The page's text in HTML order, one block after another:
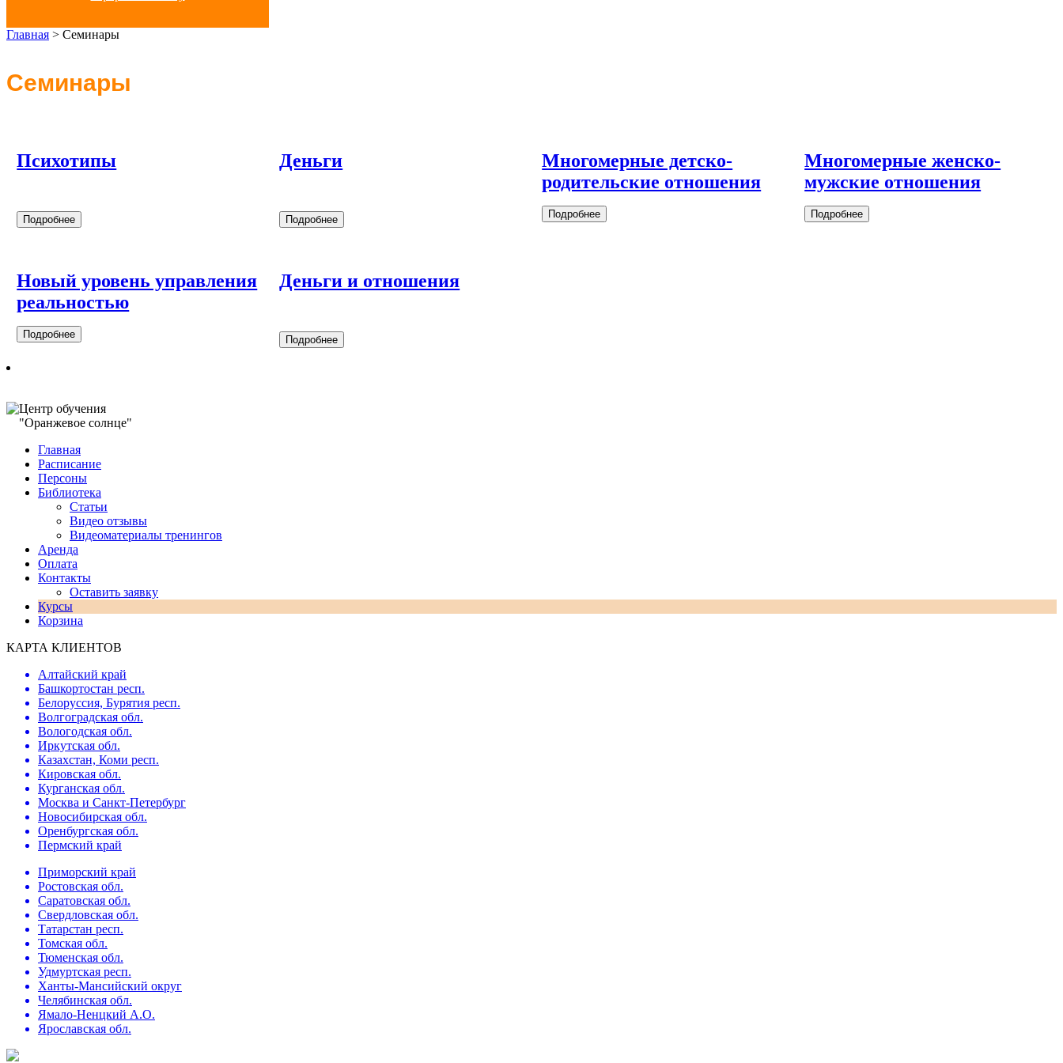
Главная > Семинары
Семинары
Психотипы
Подробнее
Деньги
Подробнее
Многомерные детско-
родительские отношения
Подробнее
Многомерные женско-
мужские отношения
Подробнее
Новый уровень управления
реальностью
Подробнее
Деньги и отношения
Подробнее
Центр обучения
"Оранжевое солнце"
Главная
Расписание
Персоны
Библиотека
Статьи
Видео отзывы
Видеоматериалы тренингов
Аренда
Оплата
Контакты
Оставить заявку
Курсы
Корзина
КАРТА КЛИЕНТОВ
Алтайский край
Башкортостан респ.
Белорусcия, Бурятия респ.
Волгоградская обл.
Вологодская обл.
Иркутская обл.
Казахстан, Коми респ.
Кировская обл.
Курганская обл.
Москва и Санкт-Петербург
Новосибирская обл.
Оренбургская обл.
Пермский край
Приморский край
Ростовская обл.
Саратовская обл.
Свердловская обл.
Татарстан респ.
Томская обл.
Тюменская обл.
Удмуртская респ.
Ханты-Мансийский округ
Челябинская обл.
Ямало-Ненцкий А.О.
Ярославская обл.